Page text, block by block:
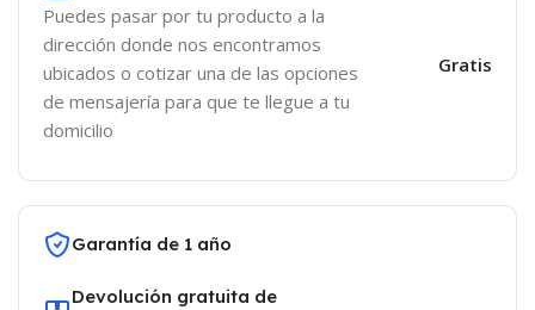
Puedes pasar por tu producto a la
dirección donde nos encontramos
ubicados o cotizar una de las opciones
de mensajería para que te llegue a tu
domicilio
Gratis
Garantía de 1 año
Devolución gratuita de